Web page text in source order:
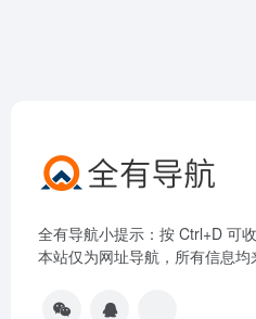
全有导航小提示：按 Ctrl+D 可收
本站仅为网址导航，所有信息均